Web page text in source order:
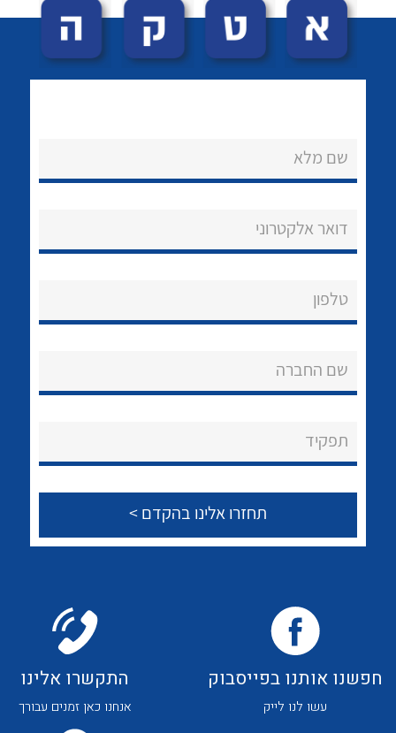
הצוות שלנו
שירותי תמיכה
לכל מוצרי היצרן לכל מוצרי היצרן
שם מלא
דואר אלקטרוני
טלפון
שם החברה
תפקיד
חפשנו אותנו בפייסבוק
עשו לנו לייק
התקשרו אלינו
אנחנו כאן זמנים עבורך